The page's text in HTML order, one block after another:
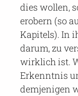
dies wollen,
erobern (so
Kapitels). In
darum, zu
wirklich ist.
Erkenntnis
demjenigen